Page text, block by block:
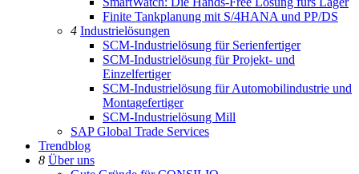
Finite Tankplanung mit S/4HANA und PP/DS
4 Industrielösungen
SCM-Industrielösung für Serienfertiger
SCM-Industrielösung für Projekt- und
Einzelfertiger
SCM-Industrielösung für Automobilindustrie und
Montagefertiger
SCM-Industrielösung Mill
SAP Global Trade Services
Trendblog
8 Über uns